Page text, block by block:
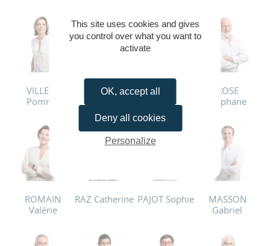
VILLERS
Pomme
TILLY Xavier
THERAUD
Julien
ROSE
Stéphane
ROMAIN
Valérie
RAZ Catherine PAJOT Sophie
MASSON
Gabriel
This site uses cookies and gives
you control over what you want to
activate
OK, accept all
Deny all cookies
Personalize